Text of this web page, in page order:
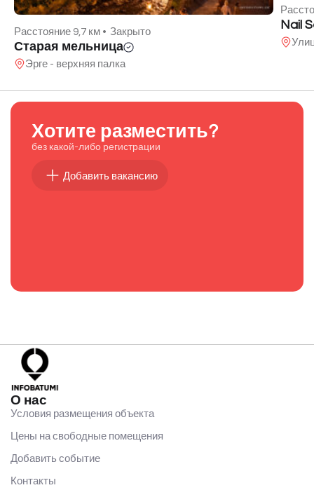
Расстояние 9,7 км • Закрыто
Старая мельница
Эрге - верхняя палка
Nail
Хотите разместить?
без какой-либо регистрации
Добавить вакансию
О нас
Условия размещения объекта
Цены на свободные помещения
Добавить событие
Контакты